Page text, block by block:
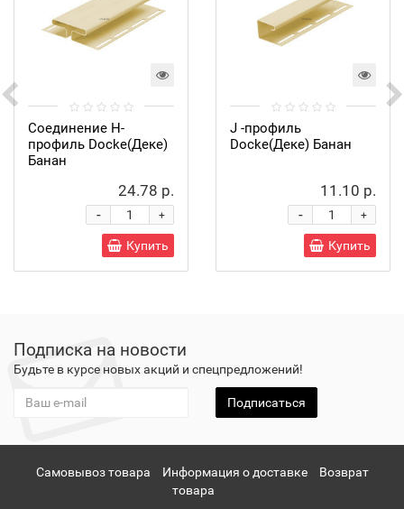
Соединение H-
профиль Docke(Деке)
Банан
24.78 р.
+
-
Купить
J -профиль
Docke(Деке) Банан
11.10 р.
+
-
Купить
Подписка на новости
Будьте в курсе новых акций и спецпредложений!
Подписаться
Самовывоз товара Информация о доставке
Возврат
товара